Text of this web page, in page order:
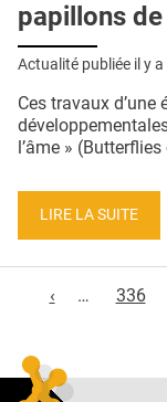
papillons de
Actualité publiée il y a
Ces travaux
l’âme »
LIRE LA SUITE
‹
… 336